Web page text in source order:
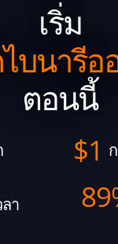
เริ่ม
ไบนารี
ตอนนี้
$1
า